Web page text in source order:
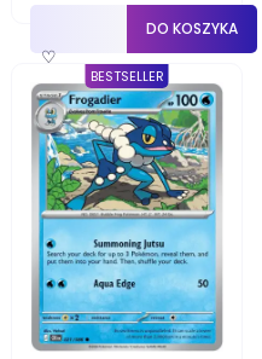
♡
DO KOSZYKA
BESTSELLER